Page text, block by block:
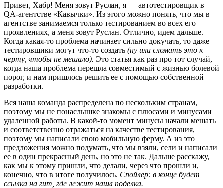
Привет, Хабр! Меня зовут Руслан, я — автотестировщик в
QA-агентстве «Кавычки». Из этого можно понять, что мы в
агентстве занимаемся только тестированием во всех его
проявлениях, а меня зовут Руслан. Отлично, идем дальше.
Когда какая-то проблема начинает сильно докучать, то даже
тестировщики могут что-то создать (ну или сломать это к
черту, чтобы не мешало). Это статья как раз про тот случай,
когда наша проблема перешла совместимый с жизнью болевой
порог, и нам пришлось решить ее с помощью собственной
разработки.
Вся наша команда распределена по нескольким странам,
поэтому мы не понаслышке знакомы с плюсами и минусами
удаленной работы. В какой-то момент минусы начали мешать
и соответственно отражаться на качестве тестирования,
поэтому мы написали свою мобильную ферму. А из это
предложения можно подумать, что мы взяли, сели и написали
ее в один прекрасный день, но это не так. Дальше расскажу,
как мы к этому пришли, что делали, через что прошли и,
конечно, что в итоге получилось. Спойлер: в конце будет
ссылка на гит, где лежит наша поделка.